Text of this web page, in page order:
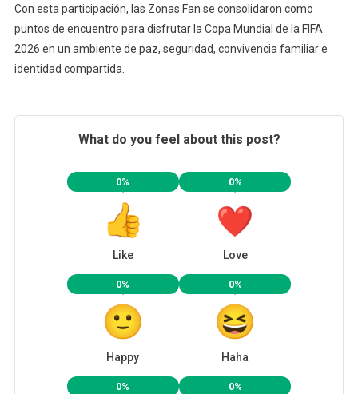
Con esta participación, las Zonas Fan se consolidaron como
puntos de encuentro para disfrutar la Copa Mundial de la FIFA
2026 en un ambiente de paz, seguridad, convivencia familiar e
identidad compartida.
What do you feel about this post?
0%
Like
0%
Love
0%
Happy
0%
Haha
0% 0%